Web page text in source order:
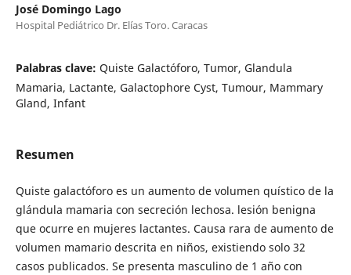
José Domingo Lago
Hospital Pediátrico Dr. Elías Toro. Caracas
Palabras clave: Quiste Galactóforo, Tumor, Glandula
Mamaria, Lactante, Galactophore Cyst, Tumour, Mammary
Gland, Infant
Resumen
Quiste galactóforo es un aumento de volumen quístico de la
glándula mamaria con secreción lechosa. lesión benigna
que ocurre en mujeres lactantes. Causa rara de aumento de
volumen mamario descrita en niños, existiendo solo 32
casos publicados. Se presenta masculino de 1 año con